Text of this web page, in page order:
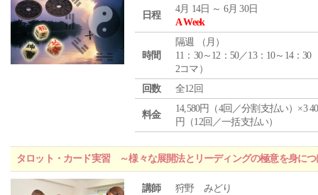
日程
4月 14日 ～ 6月 30日
A Week
時間
隔週 （ 月 ）
11：30～12：50／13：10～14：30
2コマ）
回数
全12回
料金
14,580円（4回／分割支払い）×3
円（12回／一括支払い）
タロット・カード実習 ～様々な展開法とリーディングの極意を身につ
講師 狩野 みどり